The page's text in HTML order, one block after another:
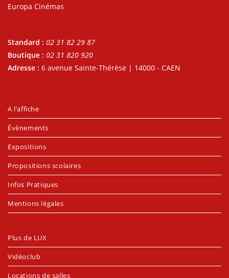
Europa Cinémas
Standard : 02 31 82 29 87
Boutique : 02 31 820 920
Adresse : 6 avenue Sainte-Thérèse | 14000 - CAEN
A l’affiche
Évènements
Expositions
Propositions scolaires
Infos Pratiques
Mentions légales
Plus de LUX
Vidéoclub
Locations de salles